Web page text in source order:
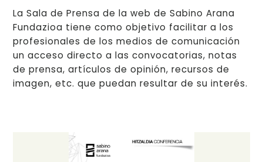
La Sala de Prensa de la web de Sabino Arana
Fundazioa tiene como objetivo facilitar a los
profesionales de los medios de comunicación
un acceso directo a las convocatorias, notas
de prensa, artículos de opinión, recursos de
imagen, etc. que puedan resultar de su interés.